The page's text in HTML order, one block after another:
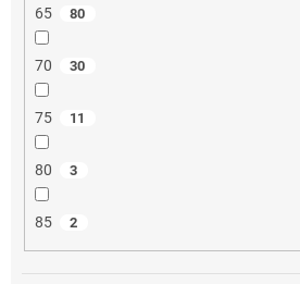
65 80
70 30
75 11
80 3
85 2